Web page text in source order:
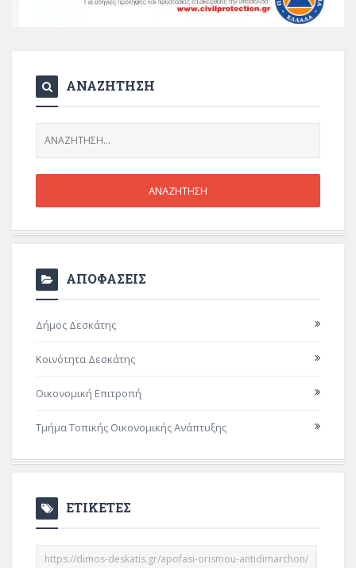
ΑΝΑΖΗΤΗΣΗ
ΑΠΟΦΑΣΕΙΣ
Δήμος Δεσκάτης
Κοινότητα Δεσκάτης
Οικονομική Επιτροπή
Τμήμα Τοπικής Οικονομικής Ανάπτυξης
ΕΤΙΚΕΤΕΣ
https://dimos-deskatis.gr/apofasi-orismou-antidimarchon/